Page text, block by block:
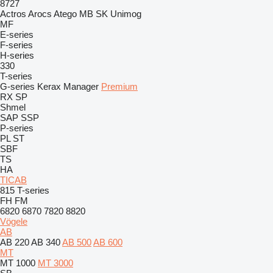
8727
Actros Arocs Atego MB SK Unimog
MF
E-series
F-series
H-series
330
T-series
G-series Kerax Manager Premium
RX SP
Shmel
SAP SSP
P-series
PL ST
SBF
TS
HA
TICAB
815 T-series
FH FM
6820 6870 7820 8820
Vögele
AB
AB 220AB 340AB 500AB 600
MT
MT 1000 MT 3000